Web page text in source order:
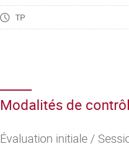
TP
Modalités de
Évaluation initiale /